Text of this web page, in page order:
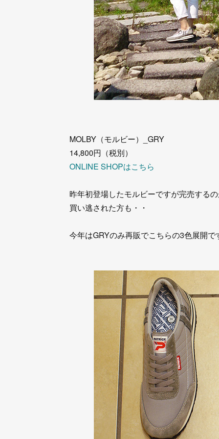
MOLBY（モルビー）_GRY
14,800円（税別）
ONLINE SHOPはこちら
昨年初登場したモルビーですが完売する
買い逃された方も・・
今年はGRYのみ再販でこちらの3色展開で